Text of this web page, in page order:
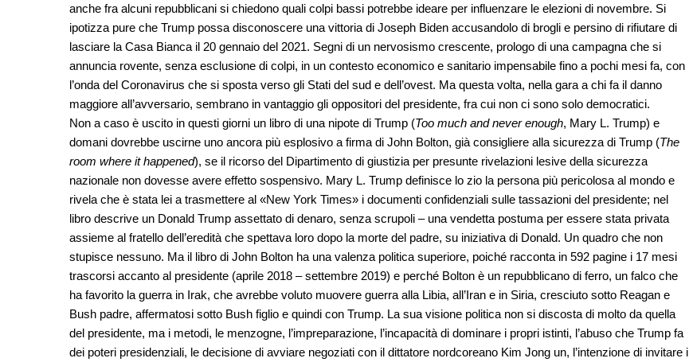
anche fra alcuni repubblicani si chiedono quali colpi bassi potrebbe ideare per influenzare le elezioni di novembre. Si
ipotizza pure che Trump possa disconoscere una vittoria di Joseph Biden accusandolo di brogli e persino di rifiutare di
lasciare la Casa Bianca il 20 gennaio del 2021. Segni di un nervosismo crescente, prologo di una campagna che si
annuncia rovente, senza esclusione di colpi, in un contesto economico e sanitario impensabile fino a pochi mesi fa, con
l’onda del Coronavirus che si sposta verso gli Stati del sud e dell’ovest. Ma questa volta, nella gara a chi fa il danno
maggiore all’avversario, sembrano in vantaggio gli oppositori del presidente, fra cui non ci sono solo democratici.
Non a caso è uscito in questi giorni un libro di una nipote di Trump (Too much and never enough, Mary L. Trump) e
domani dovrebbe uscirne uno ancora più esplosivo a firma di John Bolton, già consigliere alla sicurezza di Trump (The
room where it happened), se il ricorso del Dipartimento di giustizia per presunte rivelazioni lesive della sicurezza
nazionale non dovesse avere effetto sospensivo. Mary L. Trump definisce lo zio la persona più pericolosa al mondo e
rivela che è stata lei a trasmettere al «New York Times» i documenti confidenziali sulle tassazioni del presidente; nel
libro descrive un Donald Trump assettato di denaro, senza scrupoli – una vendetta postuma per essere stata privata
assieme al fratello dell’eredità che spettava loro dopo la morte del padre, su iniziativa di Donald. Un quadro che non
stupisce nessuno. Ma il libro di John Bolton ha una valenza politica superiore, poiché racconta in 592 pagine i 17 mesi
trascorsi accanto al presidente (aprile 2018 – settembre 2019) e perché Bolton è un repubblicano di ferro, un falco che
ha favorito la guerra in Irak, che avrebbe voluto muovere guerra alla Libia, all’Iran e in Siria, cresciuto sotto Reagan e
Bush padre, affermatosi sotto Bush figlio e quindi con Trump. La sua visione politica non si discosta di molto da quella
del presidente, ma i metodi, le menzogne, l’impreparazione, l’incapacità di dominare i propri istinti, l’abuso che Trump fa
dei poteri presidenziali, le decisione di avviare negoziati con il dittatore nordcoreano Kim Jong un, l’intenzione di invitare i